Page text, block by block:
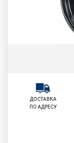
ДОСТАВКА
ПО АДРЕСУ